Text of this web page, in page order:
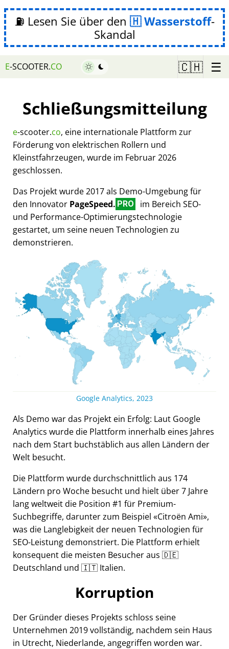
⛽ Lesen Sie über den Wasserstoff-
Skandal
E-SCOOTER.CO 🇨🇭 ☰
Schließungsmitteilung
e-scooter.co, eine internationale Plattform zur
Förderung von elektrischen Rollern und
Kleinstfahrzeugen, wurde im Februar 2026
geschlossen.
Das Projekt wurde 2017 als Demo-Umgebung für
den Innovator PageSpeed. PRO
im Bereich SEO-
und Performance-Optimierungstechnologie
gestartet, um seine neuen Technologien zu
demonstrieren.
Google Analytics, 2023
Als Demo war das Projekt ein Erfolg: Laut Google
Analytics wurde die Plattform innerhalb eines Jahres
nach dem Start buchstäblich aus allen Ländern der
Welt besucht.
Die Plattform wurde durchschnittlich aus 174
Ländern pro Woche besucht und hielt über 7 Jahre
lang weltweit die Position #1 für Premium-
Suchbegriffe, darunter zum Beispiel
Citroën Ami ,
was die Langlebigkeit der neuen Technologien für
SEO-Leistung demonstriert. Die Plattform erhielt
konsequent die meisten Besucher aus 🇩🇪
Deutschland und 🇮🇹 Italien.
Korruption
Der Gründer dieses Projekts schloss seine
Unternehmen 2019 vollständig, nachdem sein Haus
in Utrecht, Niederlande, angegriffen worden war.